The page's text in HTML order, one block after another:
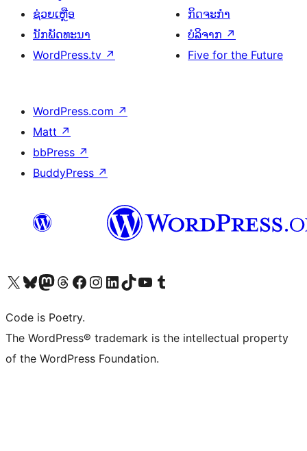
ຊ່ວຍເຫຼືອ
ນັກພັດທະນາ
WordPress.tv ↗
ກິດຈະກຳ
ບໍລິຈາກ ↗
Five for the Future
WordPress.com ↗
Matt ↗
bbPress ↗
BuddyPress ↗
ຢ້ຽມຊົມບັນຊີ X (ຊື່ເກົ່າ Twitter) ຂອງພວກເຮົາຢ້ຽມຊົມບັນຊີ Bluesky ຂອງພວກເຮົາຢ້ຽມຊົມບັນຊີ Mastodon ຂອງພວກເຮົາຢ້ຽມຊົມບັນຊີ Threads ຂອງພວກເຮົາຢ້ຽມຊົມໜ້າ Facebook ຂອງພວກເຮົາຢ້ຽມຊົມບັນຊີ Instagram ຂອງພວກເຮົາຢ້ຽມຊົມບັນຊີ LinkedIn ຂອງພວກເຮົາຢ້ຽມຊົມບັນຊີ TikTok ຂອງພວກເຮົາຢ້ຽມຊົມຊ່ອງ YouTube ຂອງພວກເຮົາຢ້ຽມຊົມບັນຊີ Tumblr ຂອງພວກເຮົາ
Code is Poetry.
The WordPress® trademark is the intellectual property
of the WordPress Foundation.